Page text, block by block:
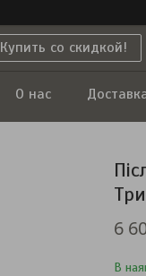
Купить со скидкой!
О нас
6
В